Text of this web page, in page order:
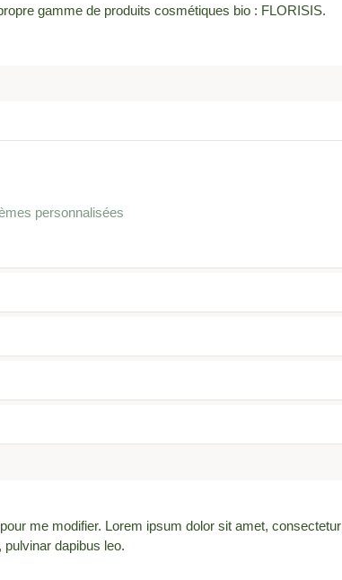
gamme de produits cosmétiques bio : FLORISIS.
personnalisées
me modifier. Lorem ipsum dolor sit amet, consectetur
dapibus leo.